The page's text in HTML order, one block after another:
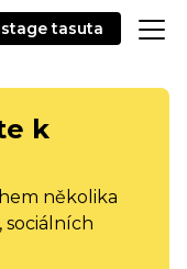
tasuta
k
několika